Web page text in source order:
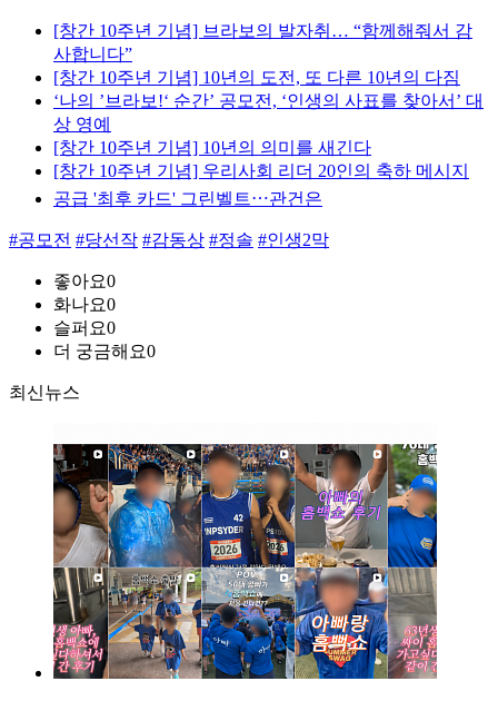
[창간 10주년 기념] 브라보의 발자취… “함께해줘서 감
사합니다”
[창간 10주년 기념] 10년의 도전, 또 다른 10년의 다짐
‘나의 ’브라보!‘ 순간’ 공모전, ‘인생의 사표를 찾아서’ 대
상 영예
[창간 10주년 기념] 10년의 의미를 새긴다
[창간 10주년 기념] 우리사회 리더 20인의 축하 메시지
공급 '최후 카드' 그린벨트⋯관건은
#공모전 #당선작 #감동상 #정솔 #인생2막
좋아요0
화나요0
슬퍼요0
더 궁금해요0
최신뉴스